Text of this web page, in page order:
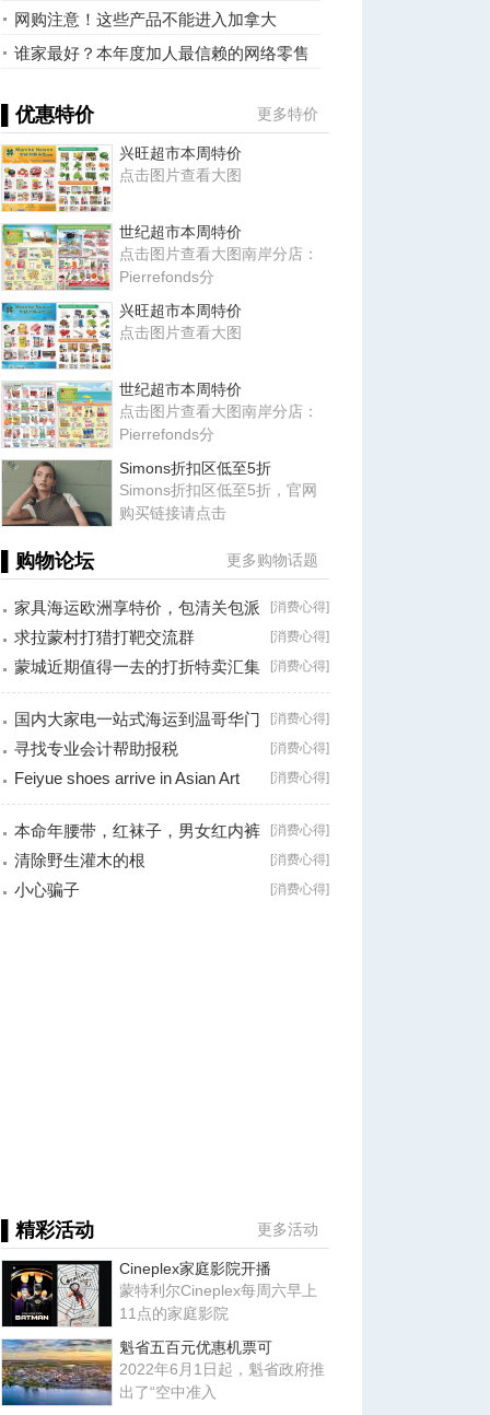
扣24%
网购注意！这些产品不能进入加拿大
谁家最好？本年度加人最信赖的网络零售
▌优惠特价 更多特价
兴旺超市本周特价
点击图片查看大图
世纪超市本周特价
点击图片查看大图南岸分店：
Pierrefonds分
兴旺超市本周特价
点击图片查看大图
世纪超市本周特价
点击图片查看大图南岸分店：
Pierrefonds分
Simons折扣区低至5折
Simons折扣区低至5折，官网
购买链接请点击
▌购物论坛 更多购物话题
[消费心得]
家具海运欧洲享特价，包清关包派
送一站式
[消费心得]
求拉蒙村打猎打靶交流群
[消费心得]
蒙城近期值得一去的打折特卖汇集
[消费心得]
国内大家电一站式海运到温哥华门
对门服务
[消费心得]
寻找专业会计帮助报税
[消费心得]
Feiyue shoes arrive in Asian Art
store,
[消费心得]
本命年腰带，红袜子，男女红内裤
有卖，地址
[消费心得]
清除野生灌木的根
[消费心得]
小心骗子
▌精彩活动 更多活动
Cineplex家庭影院开播
蒙特利尔Cineplex每周六早上
11点的家庭影院
魁省五百元优惠机票可
2022年6月1日起，魁省政府推
出了“空中准入